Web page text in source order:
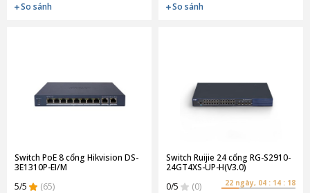
So sánh So sánh
Switch PoE 8 cổng Hikvision DS-
3E1310P-EI/M
5/5
(65)
Switch Ruijie 24 cổng RG-S2910-
24GT4XS-UP-H(V3.0)
0/5
(0) 22 ngày, 04 : 14 : 18